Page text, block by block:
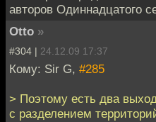
авторов Одиннадцатого
Otto »
#304 | 24.12.09 17:37
Кому: Sir G, #285
> Поэтому есть два
с разделением